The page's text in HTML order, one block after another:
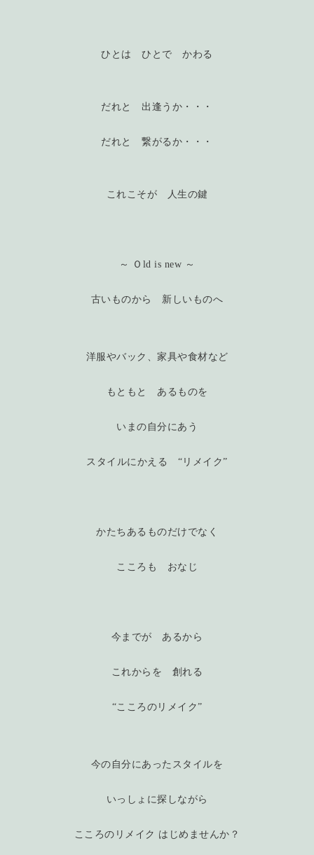
ひとは ひとで かわる
だれと 出逢うか・・・
だれと 繋がるか・・・
これこそが 人生の鍵
～ Ｏld is new ～
古いものから 新しいものへ
洋服やバック、家具や食材など
もともと あるものを
いまの自分にあう
スタイルにかえる “リメイク”
かたちあるものだけでなく
こころも おなじ
今までが あるから
これからを 創れる
“こころのリメイク”
今の自分にあったスタイルを
いっしょに探しながら
こころのリメイク はじめませんか？